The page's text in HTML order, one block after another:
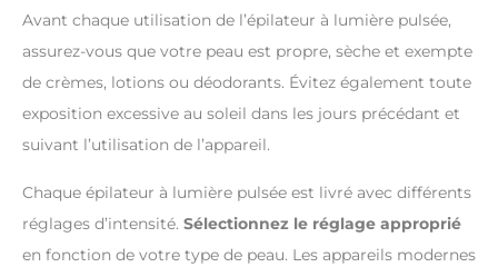
Avant chaque utilisation de l’épilateur à lumière pulsée,
assurez-vous que votre peau est propre, sèche et exempte
de crèmes, lotions ou déodorants. Évitez également toute
exposition excessive au soleil dans les jours précédant et
suivant l’utilisation de l’appareil.
Chaque épilateur à lumière pulsée est livré avec différents
réglages d’intensité. Sélectionnez le réglage approprié
en fonction de votre type de peau. Les appareils modernes